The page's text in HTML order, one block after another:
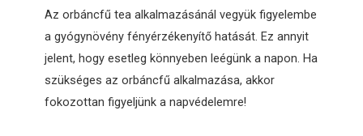
Az orbáncfű tea alkalmazásánál vegyük figyelembe
a gyógynövény fényérzékenyítő hatását. Ez annyit
jelent, hogy esetleg könnyeben leégünk a napon. Ha
szükséges az orbáncfű alkalmazása, akkor
fokozottan figyeljünk a napvédelemre!